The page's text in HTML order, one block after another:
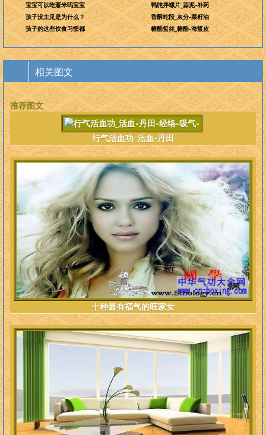
宝宝可以吃薏米吗宝宝
孩子没主见是为什么？
孩子的这些饮食习惯都
鸭肫拌螺片_蒜泥-补药
香酥蛇段_灰分-菜籽油
糖醋蜇丝_糖醋-海蜇皮
相关图文
推荐图文
行气活血功_活血-丹田
十种最有福气的旺家女